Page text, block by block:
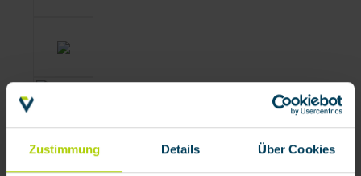
Zustimmung Details Über Cookies